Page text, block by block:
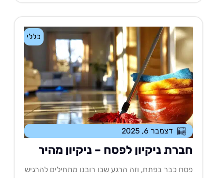
כללי
דצמבר 6, 2025
ניקיון לפסח – ניקיון מהיר
כבר בפתח, וזה הרגע שבו רובנו מתחילים להרגיש